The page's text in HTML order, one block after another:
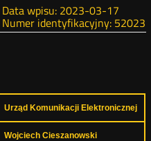
Data wpisu: 2023-03-17
Numer identyfikacyjny: 52023
Urząd Komunikacji Elektronicznej
Wojciech Cieszanowski